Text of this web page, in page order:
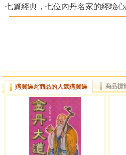
七篇經典，七位內丹名家的經驗
長，辭匯於一體，修道者亦能健
1.「鍾呂內功問答」是五代宋
撰，他們以問答之方式，闡釋 「
鬼、人、地、神、天；法有三成
道而欲速成，是為鬼仙；煉功未
者，只是八邪之疫不能為害，多
如此而論地仙、神仙及天仙，有
2.「內功還原篇」為宋代石得
購買過此商品的人還購買過 商品標